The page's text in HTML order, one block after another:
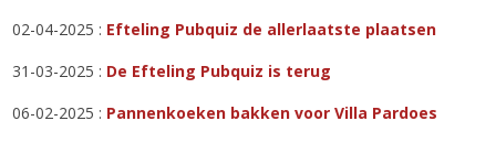
02-04-2025 : Efteling Pubquiz de allerlaatste plaatsen
31-03-2025 : De Efteling Pubquiz is terug
06-02-2025 : Pannenkoeken bakken voor Villa Pardoes